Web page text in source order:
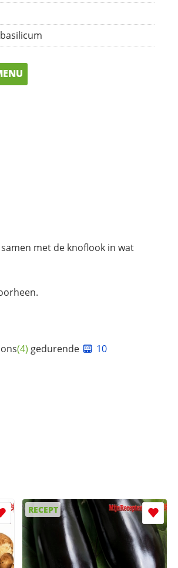
met de knoflook in wat
(4) gedurende
10
RECEPT